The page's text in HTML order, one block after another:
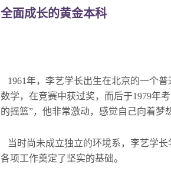
全面成长的黄金本科
1961年，李艺学长出生在北京的一个
数学，在竞赛中获过奖，而后于1979年
的摇篮”，他非常激动，感觉自己向着梦
当时尚未成立独立的环境系，李艺学
各项工作奠定了坚实的基础。